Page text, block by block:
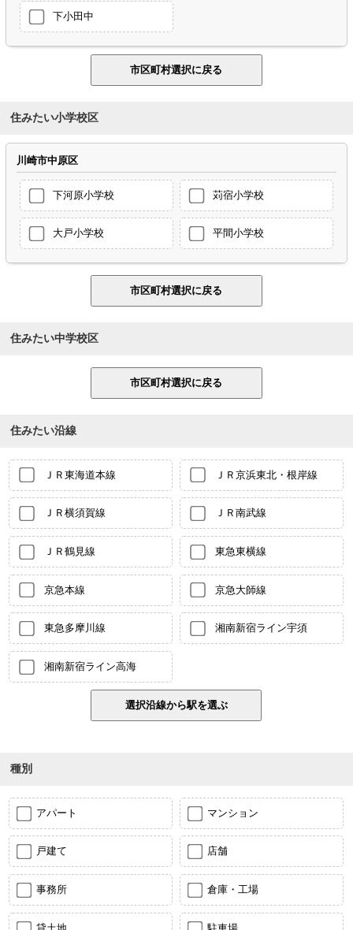
下小田中
住みたい小学校区
川崎市中原区
下河原小学校 苅宿小学校
大戸小学校 平間小学校
住みたい中学校区
住みたい沿線
ＪＲ東海道本線 ＪＲ京浜東北・根岸線
ＪＲ横須賀線 ＪＲ南武線
ＪＲ鶴見線 東急東横線
京急本線 京急大師線
東急多摩川線 湘南新宿ライン宇須
湘南新宿ライン高海
種別
アパート マンション
戸建て 店舗
事務所 倉庫・工場